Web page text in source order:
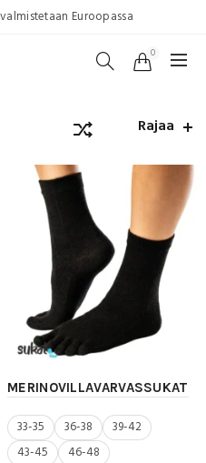
Euroopassa
0
Rajaa
MERINOVILLAVARVASSUKAT
33-35 36-38
39-42
43-45
46-48